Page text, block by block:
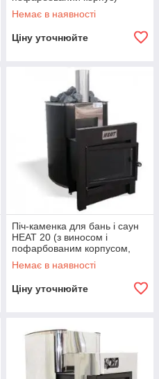
Немає в наявності
Ціну уточнюйте
Піч-каменка для бань і саун
HEAT 20 (з виносом і
пофарбованим корпусом,
панорама-скло)
Немає в наявності
Ціну уточнюйте